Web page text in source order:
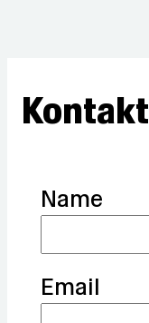
Kontakt
Name
Email